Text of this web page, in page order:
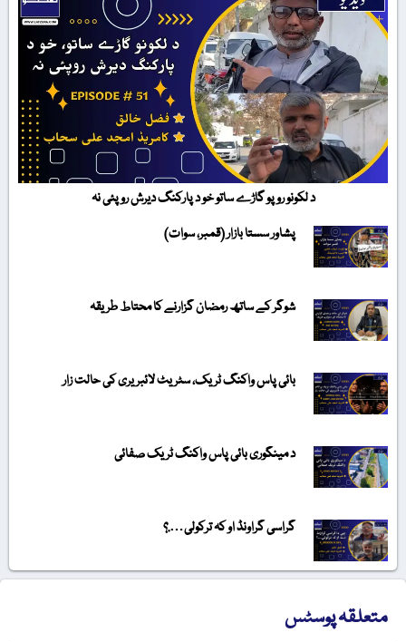
د لکونو روپو گاڑے ساتو خو د پارکنگ دیرش روپئی نہ
پشاور سستا بازار (قمبر، سوات)
شوگر کے ساتھ رمضان گزارنے کا محتاط طریقہ
بائی پاس واکنگ ٹریک، سٹریٹ لائبریری کی حالت زار
د مینگوری بائی پاس واکنگ ٹریک صفائی
گراسی گراونڈ او کہ ترکولی….؟
متعلقہ پوسٹس